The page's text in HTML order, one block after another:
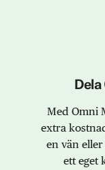
Dela
Med Omni
extra
en vän
ett eget